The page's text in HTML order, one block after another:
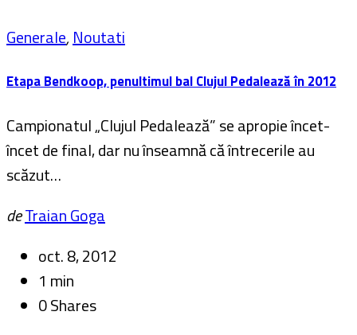
Generale,Noutati
Etapa Bendkoop, penultimul bal Clujul Pedalează în 2012
Campionatul „Clujul Pedalează” se apropie încet-
încet de final, dar nu înseamnă că întrecerile au
scăzut…
deTraian Goga
oct. 8, 2012
1 min
0 Shares